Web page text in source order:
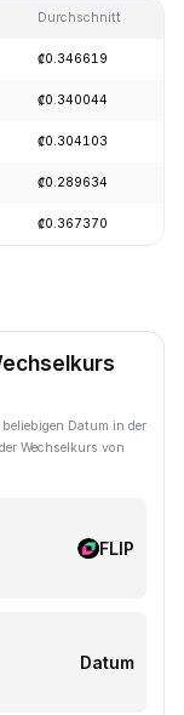
Durchschnitt
₡0.346619
₡0.340044
₡0.304103
₡0.289634
₡0.367370
Datum in der
Wechselkurs von
FLIP
Datum